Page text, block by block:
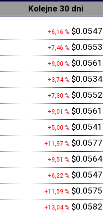
Kolejne 30 dni
+6,16 % $0.0547
+7,46 % $0.0553
+9,00 % $0.0561
+3,74 % $0.0534
+7,30 % $0.0552
+9,01 % $0.0561
+5,00 % $0.0541
+11,97 % $0.0577
+9,51 % $0.0564
+6,22 % $0.0547
+11,59 % $0.0575
+13,04 % $0.0582